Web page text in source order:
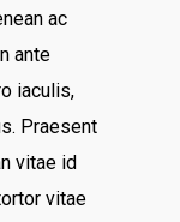
ac
ante
iaculis,
Praesent
vitae id
vitae